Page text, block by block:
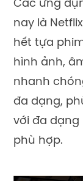
Các ứng
nay là
hết tựa
hình ảnh,
nhanh
đa dạng,
với đa dạng
phù hợp.